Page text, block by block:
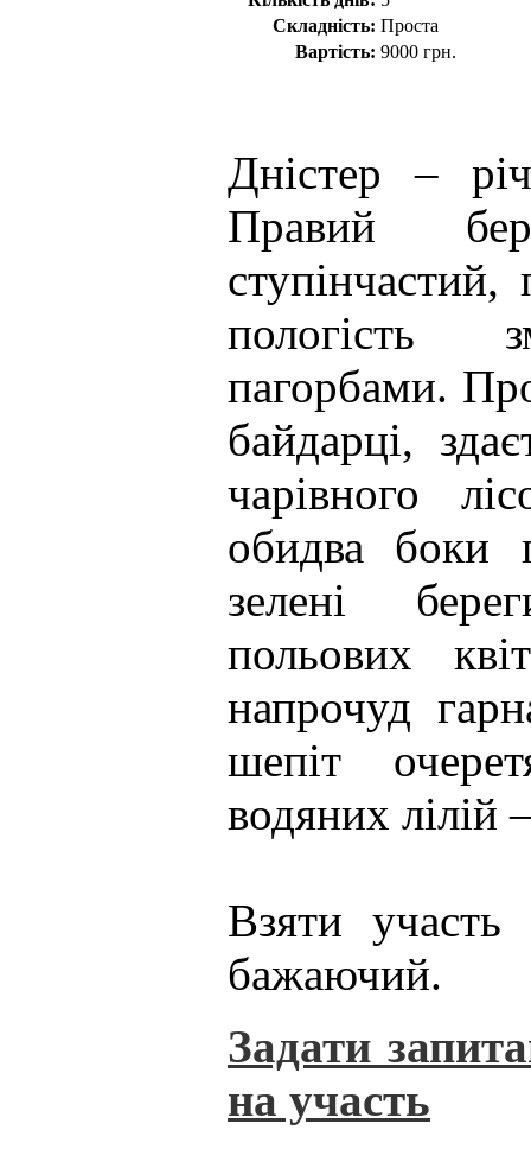
Складність: Проста
Вартість: 9000 грн.
Дністер –
Правий
пологість
пагорбами.
байдарці,
чарівного
обидва боки
зелені
польових
напрочуд
шепіт
водяних лілій
Взяти
бажаючий.
Задати
на участь